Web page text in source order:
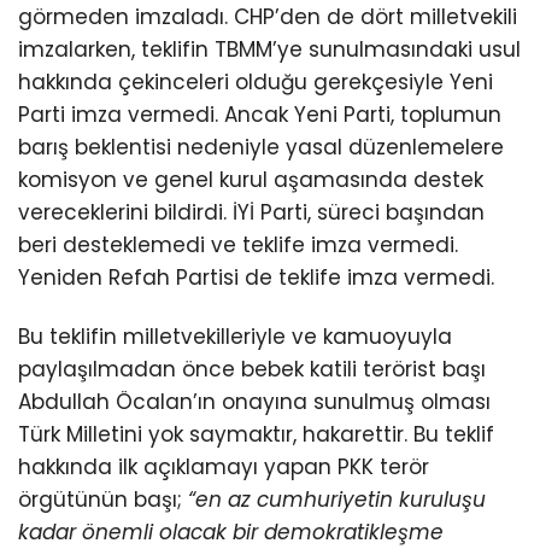
görmeden imzaladı. CHP’den de dört milletvekili
imzalarken, teklifin TBMM’ye sunulmasındaki usul
hakkında çekinceleri olduğu gerekçesiyle Yeni
Parti imza vermedi. Ancak Yeni Parti, toplumun
barış beklentisi nedeniyle yasal düzenlemelere
komisyon ve genel kurul aşamasında destek
vereceklerini bildirdi. İYİ Parti, süreci başından
beri desteklemedi ve teklife imza vermedi.
Yeniden Refah Partisi de teklife imza vermedi.
Bu teklifin milletvekilleriyle ve kamuoyuyla
paylaşılmadan önce bebek katili terörist başı
Abdullah Öcalan’ın onayına sunulmuş olması
Türk Milletini yok saymaktır, hakarettir. Bu teklif
hakkında ilk açıklamayı yapan PKK terör
örgütünün başı; “en az cumhuriyetin kuruluşu
kadar önemli olacak bir demokratikleşme